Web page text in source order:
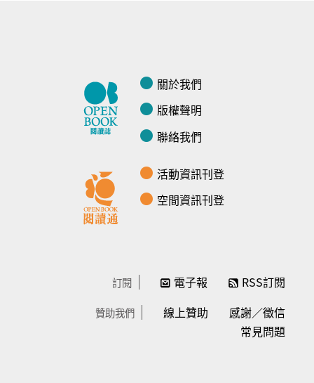
關於我們
版權聲明
聯絡我們
活動資訊刊登
空間資訊刊登
訂閱 電子報 RSS訂閱
贊助我們 線上贊助
感謝／徵信
常見問題